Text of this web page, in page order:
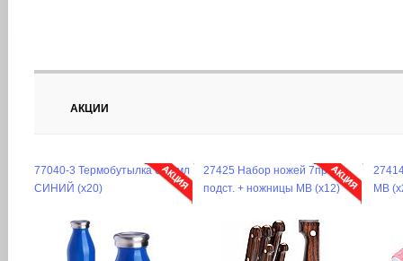
АКЦИИ
77040-3 Термобутылка 600 мл
СИНИЙ (х20)
27425 Набор ножей 7пр на
подст. + ножницы MB (х12)
MB